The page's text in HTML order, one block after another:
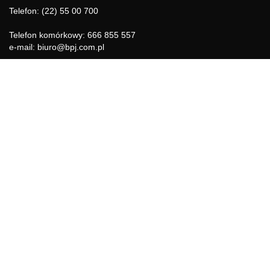
Telefon: (22) 55 00 700
Telefon komórkowy: 666 855 557
e-mail: biuro@bpj.com.pl